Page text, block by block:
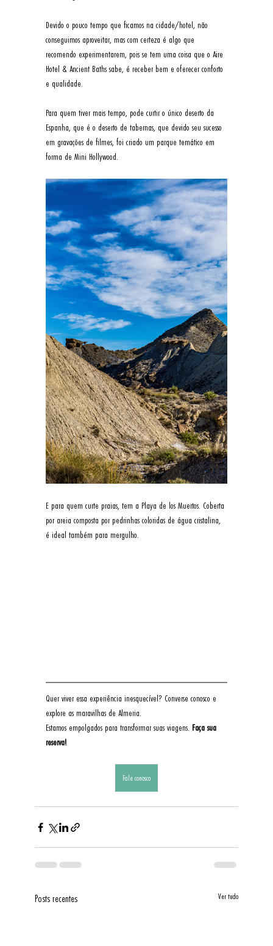
Devido o pouco tempo que ficamos na cidade/hotel, não
conseguimos aproveitar, mas com certeza é algo que
recomendo experimentarem, pois se tem uma coisa que o Aire
Hotel & Ancient Baths sabe, é receber bem e oferecer conforto
e qualidade.
Para quem tiver mais tempo, pode curtir o único deserto da
Espanha, que é o deserto de tabernas, que devido seu sucesso
em gravações de filmes, foi criado um parque temático em
forma de Mini Hollywood.
E para quem curte praias, tem a Playa de los Muertos. Coberta
por areia composta por pedrinhas coloridas de água cristalina,
é ideal também para mergulho.
Quer viver essa experiência inesquecível? Converse conosco e
explore as maravilhas de Almeria.
Estamos empolgados para transformar suas viagens. Faça sua
reserva!
Fale conosco
Posts recentes Ver tudo